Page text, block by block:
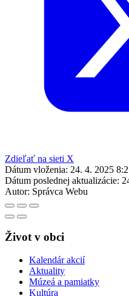
Zdieľať na sieti X
Dátum vloženia: 24. 4. 2025
Dátum poslednej aktualizácie:
Autor: Správca Webu
Život v obci
Kalendár akcií
Aktuality
Múzeá a pamiatky
Kultúra